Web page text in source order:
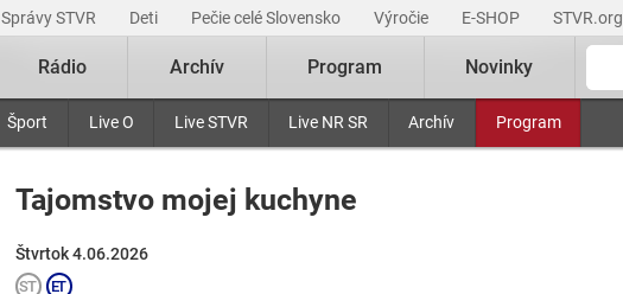
Správy STVR Deti Pečie celé Slovensko Výročie E-SHOP STVR.org
Šport Live O Live STVR Live NR SR Archív Program
Rádio Archív Program Novinky
Tajomstvo mojej kuchyne
Štvrtok 4.06.2026